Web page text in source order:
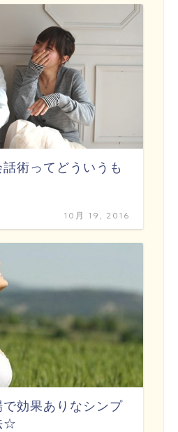
話術ってどういうも
10月 19, 2016
効果ありなシンプ
☆